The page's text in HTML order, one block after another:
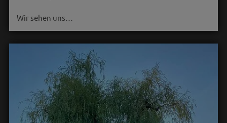
Wir sehen uns…